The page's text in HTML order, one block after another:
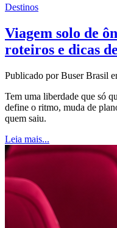
Destinos
Viagem solo de
roteiros e dicas
Publicado por Buser Brasil
Tem uma liberdade que só
define o ritmo, muda de
quem saiu.
Leia mais...